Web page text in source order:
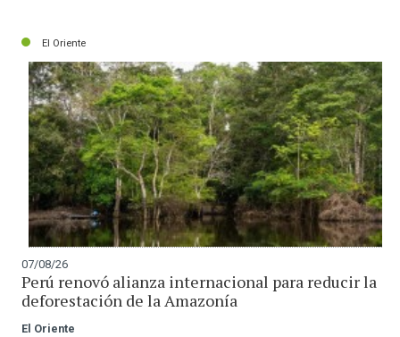
El Oriente
07/08/26
Perú renovó alianza internacional para reducir la
deforestación de la Amazonía
El Oriente